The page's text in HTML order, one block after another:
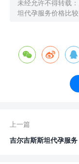
未经允许不得转载：
坦代孕服务价格比较
  
上一篇
吉尔吉斯斯坦代孕服务